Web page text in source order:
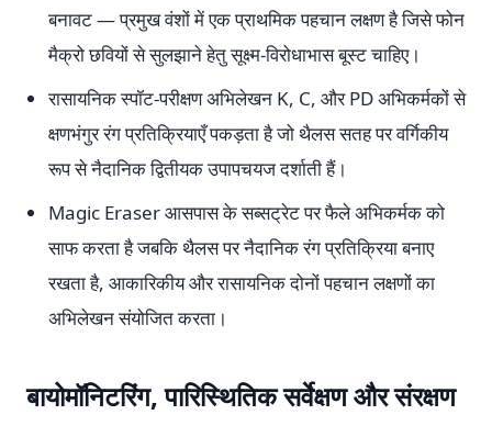
बनावट — प्रमुख वंशों में एक प्राथमिक पहचान लक्षण है जिसे फोन
मैक्रो छवियों से सुलझाने हेतु सूक्ष्म-विरोधाभास बूस्ट चाहिए।
रासायनिक स्पॉट-परीक्षण अभिलेखन K, C, और PD अभिकर्मकों से
क्षणभंगुर रंग प्रतिक्रियाएँ पकड़ता है जो थैलस सतह पर वर्गिकीय
रूप से नैदानिक द्वितीयक उपापचयज दर्शाती हैं।
Magic Eraser आसपास के सब्सट्रेट पर फैले अभिकर्मक को
साफ करता है जबकि थैलस पर नैदानिक रंग प्रतिक्रिया बनाए
रखता है, आकारिकीय और रासायनिक दोनों पहचान लक्षणों का
अभिलेखन संयोजित करता।
बायोमॉनिटरिंग, पारिस्थितिक सर्वेक्षण और संरक्षण